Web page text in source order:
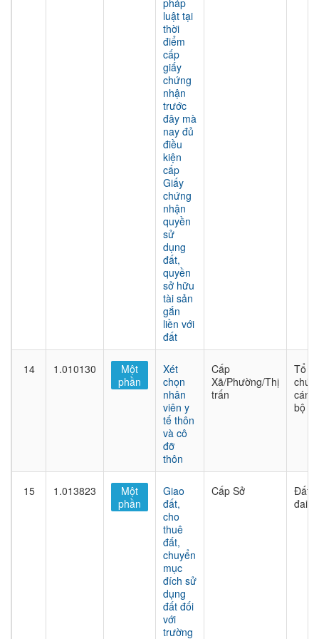
pháp
luật tại
thời
điểm
cấp
giấy
chứng
nhận
trước
đây mà
nay đủ
điều
kiện
cấp
Giấy
chứng
nhận
quyền
sử
dụng
đất,
quyền
sở hữu
tài sản
gắn
liền với
đất
14 1.010130
Một
phần
Xét
chọn
nhân
viên y
tế thôn
và cô
đỡ
thôn
Cấp
Xã/Phường/Thị
trấn
Tổ
chức
cán
bộ
15 1.013823
Một
phần
Giao
đất,
cho
thuê
đất,
chuyển
mục
đích sử
dụng
đất đối
với
trường
Cấp Sở
Đất
đai